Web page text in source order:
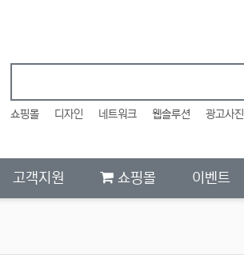
쇼핑몰 디자인 네트워크 웹솔루션 광고사진
고객지원 쇼핑몰 이벤트